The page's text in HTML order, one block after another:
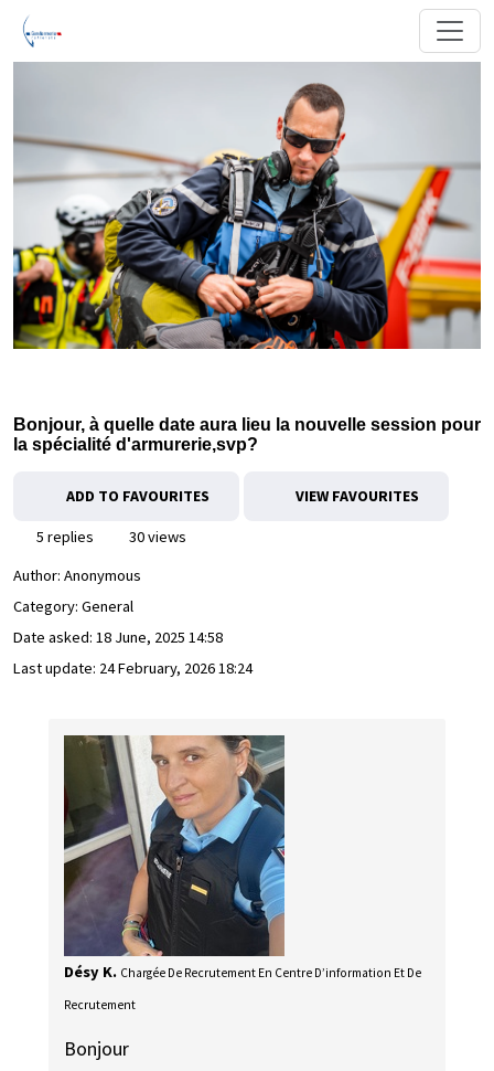
Bonjour, à quelle date aura lieu la nouvelle session pour
la spécialité d'armurerie,svp?
ADD TO FAVOURITES VIEW FAVOURITES
5 replies
30 views
Author: Anonymous
Category: General
Date asked: 18 June, 2025 14:58
Last update: 24 February, 2026 18:24
Désy K. Chargée De Recrutement En Centre D’information Et De
Recrutement
Bonjour